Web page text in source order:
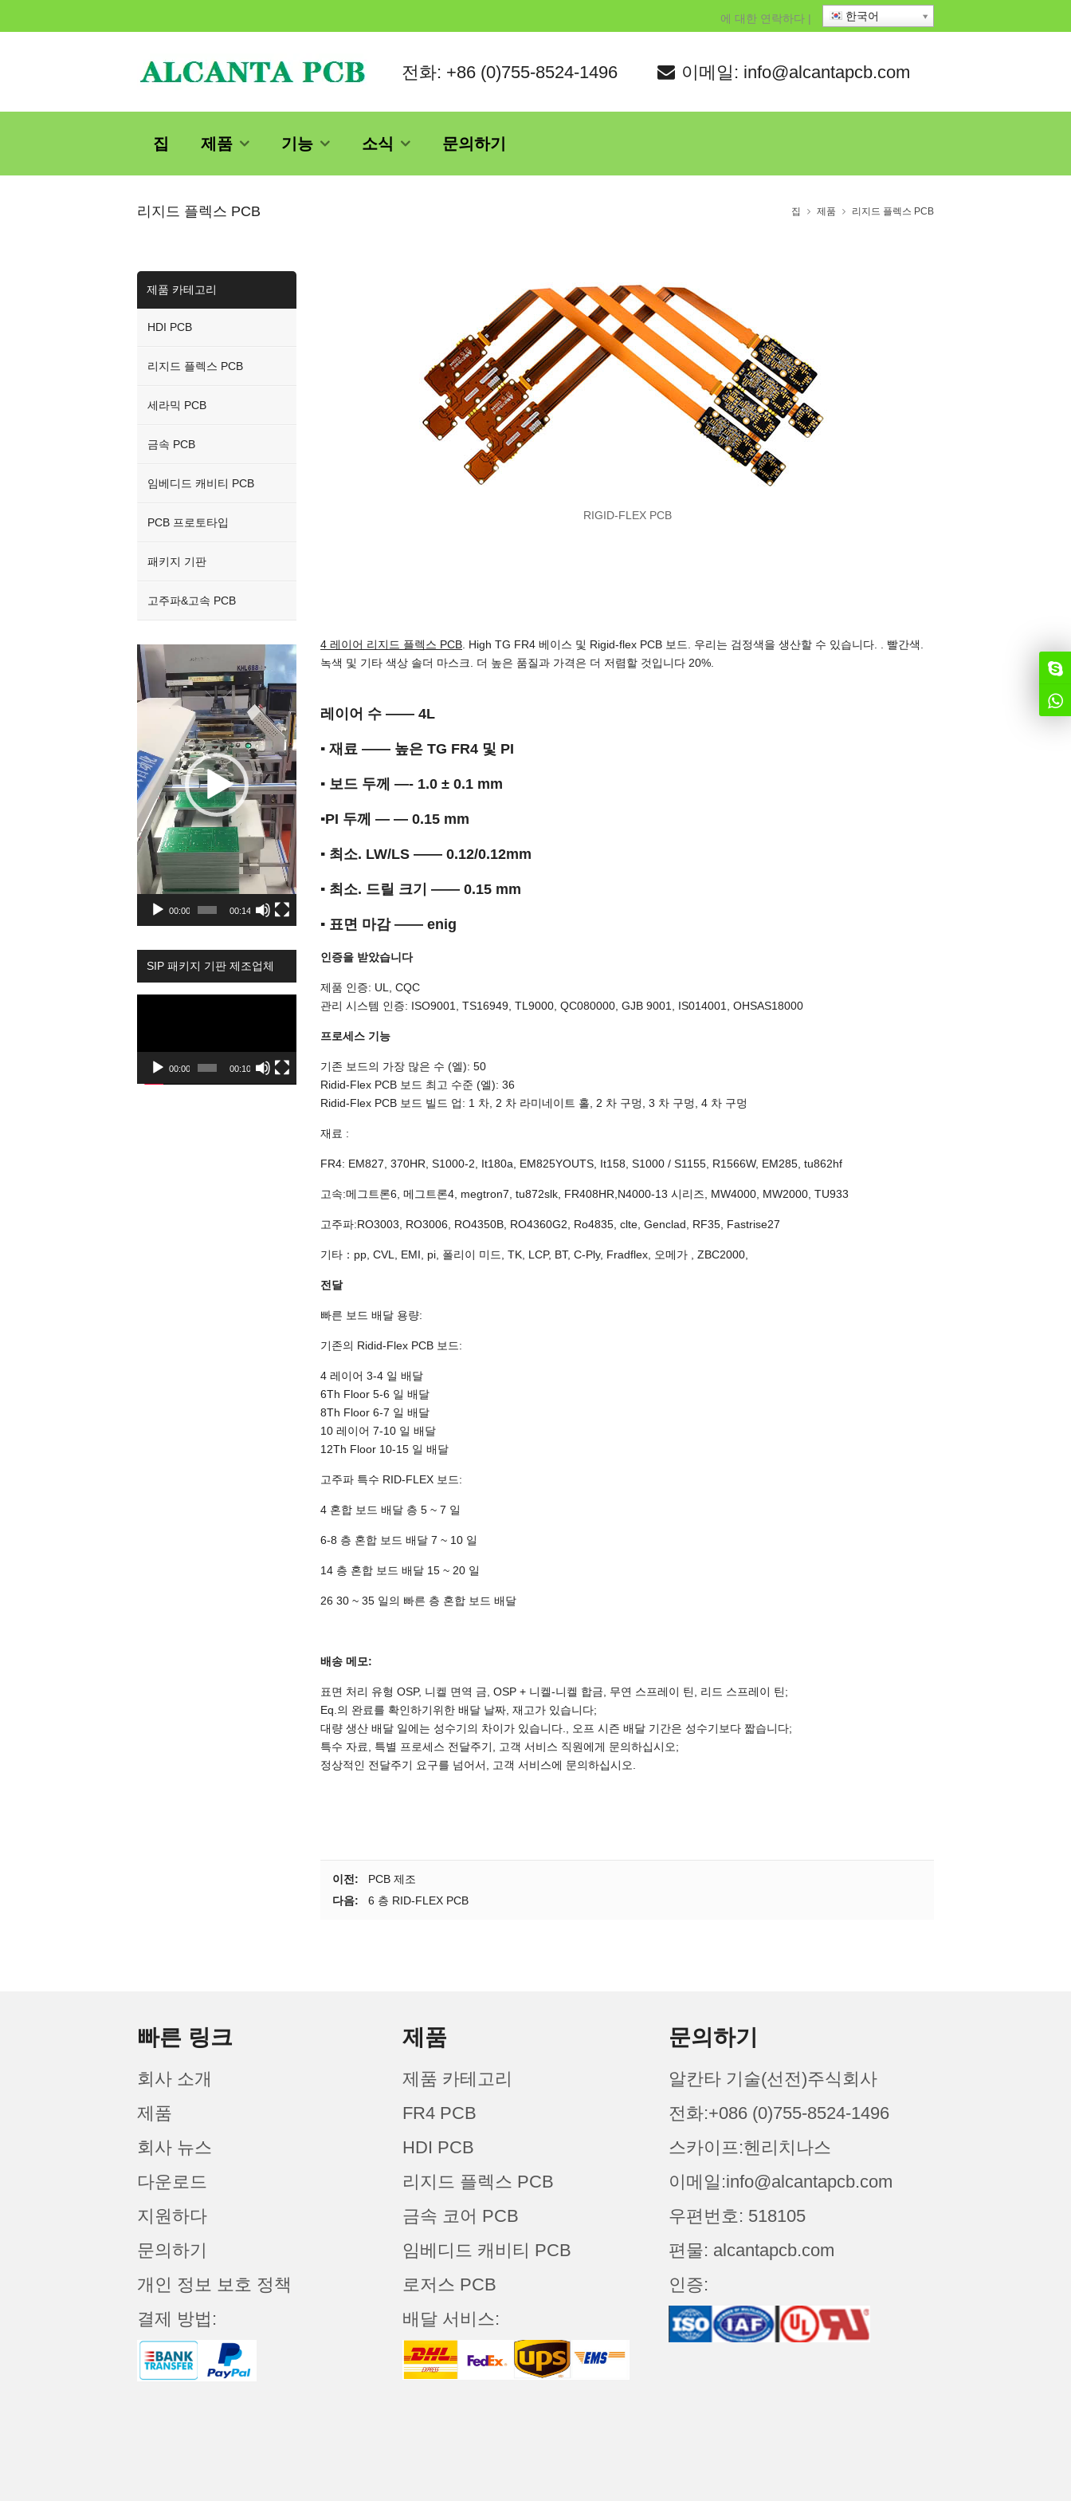
에 대한 연락하다 | 한국어
전화: +86 (0)755-8524-1496 이메일: info@alcantapcb.com
집 제품 기능 소식 문의하기
리지드 플렉스 PCB 집 제품 리지드 플렉스 PCB
RIGID-FLEX PCB
4 레이어 리지드 플렉스 PCB . High TG FR4 베이스 및 Rigid-flex PCB 보드. 우리는 검정색을 생산할 수 있습니다. . 빨간색.
녹색 및 기타 색상 솔더 마스크. 더 높은 품질과 가격은 더 저렴할 것입니다 20%.
레이어 수 —— 4L
▪ 재료 —— 높은 TG FR4 및 PI
▪ 보드 두께 —- 1.0 ± 0.1 mm
▪PI 두께 — — 0.15 mm
▪ 최소. LW/LS —— 0.12/0.12mm
▪ 최소. 드릴 크기 —— 0.15 mm
▪ 표면 마감 —— enig
인증을 받았습니다
제품 인증: UL, CQC
관리 시스템 인증: ISO9001, TS16949, TL9000, QC080000, GJB 9001, IS014001, OHSAS18000
프로세스 기능
기존 보드의 가장 많은 수 (엘): 50
Ridid-Flex PCB 보드 최고 수준 (엘): 36
Ridid-Flex PCB 보드 빌드 업: 1 차, 2 차 라미네이트 홀, 2 차 구멍, 3 차 구멍, 4 차 구멍
재료 :
FR4: EM827, 370HR, S1000-2, It180a, EM825YOUTS, It158, S1000 / S1155, R1566W, EM285, tu862hf
고속:메그트론6, 메그트론4, megtron7, tu872slk, FR408HR,N4000-13 시리즈, MW4000, MW2000, TU933
고주파:RO3003, RO3006, RO4350B, RO4360G2, Ro4835, clte, Genclad, RF35, Fastrise27
기타：pp, CVL, EMI, pi, 폴리이 미드, TK, LCP, BT, C-Ply, Fradflex, 오메가 , ZBC2000,
전달
빠른 보드 배달 용량:
기존의 Ridid-Flex PCB 보드:
4 레이어 3-4 일 배달
6Th Floor 5-6 일 배달
8Th Floor 6-7 일 배달
10 레이어 7-10 일 배달
12Th Floor 10-15 일 배달
고주파 특수 RID-FLEX 보드:
4 혼합 보드 배달 층 5 ~ 7 일
6-8 층 혼합 보드 배달 7 ~ 10 일
14 층 혼합 보드 배달 15 ~ 20 일
26 30 ~ 35 일의 빠른 층 혼합 보드 배달
배송 메모:
표면 처리 유형 OSP, 니켈 면역 금, OSP + 니켈-니켈 합금, 무연 스프레이 틴, 리드 스프레이 틴;
Eq.의 완료를 확인하기위한 배달 날짜, 재고가 있습니다;
대량 생산 배달 일에는 성수기의 차이가 있습니다., 오프 시즌 배달 기간은 성수기보다 짧습니다;
특수 자료, 특별 프로세스 전달주기, 고객 서비스 직원에게 문의하십시오;
정상적인 전달주기 요구를 넘어서, 고객 서비스에 문의하십시오.
이전:
PCB 제조
다음:
6 층 RID-FLEX PCB
제품 카테고리
HDI PCB
리지드 플렉스 PCB
세라믹 PCB
금속 PCB
임베디드 캐비티 PCB
PCB 프로토타입
패키지 기판
고주파&고속 PCB
Video
Player
00:00 00:14
SIP 패키지 기판 제조업체
00:00 00:10
빠른 링크
회사 소개
제품
회사 뉴스
다운로드
지원하다
문의하기
개인 정보 보호 정책
결제 방법:
제품
제품 카테고리
FR4 PCB
HDI PCB
리지드 플렉스 PCB
금속 코어 PCB
임베디드 캐비티 PCB
로저스 PCB
배달 서비스:
문의하기
알칸타 기술(선전)주식회사
전화:+086 (0)755-8524-1496
스카이프:헨리치나스
이메일:info@alcantapcb.com
우편번호: 518105
편물: alcantapcb.com
인증: